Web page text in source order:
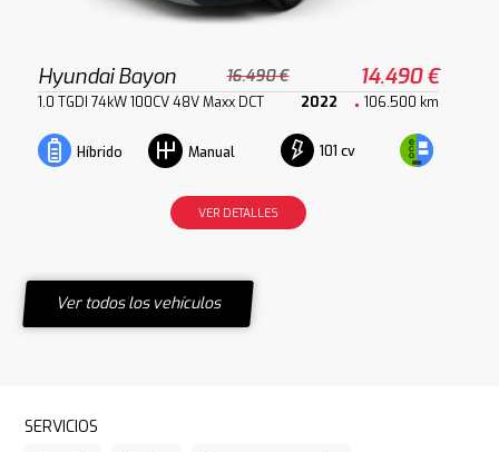
Hyundai Bayon 16.490 € 14.490 €
1.0 TGDI 74kW 100CV 48V Maxx DCT 2022 106.500 km
Híbrido Manual 101 cv
VER DETALLES
Ver todos los vehículos
SERVICIOS